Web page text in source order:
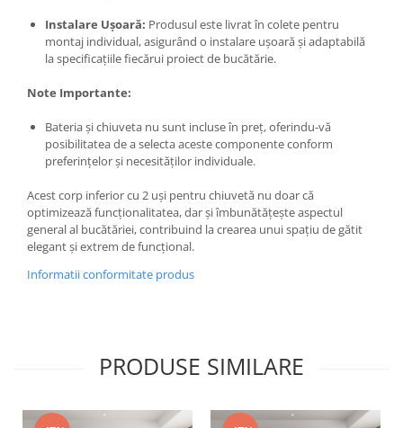
Instalare Ușoară: Produsul este livrat în colete pentru
montaj individual, asigurând o instalare ușoară și adaptabilă
la specificațiile fiecărui proiect de bucătărie.
Note Importante:
Bateria și chiuveta nu sunt incluse în preț, oferindu-vă
posibilitatea de a selecta aceste componente conform
preferințelor și necesităților individuale.
Acest corp inferior cu 2 uși pentru chiuvetă nu doar că
optimizează funcționalitatea, dar și îmbunătățește aspectul
general al bucătăriei, contribuind la crearea unui spațiu de gătit
elegant și extrem de funcțional.
Informatii conformitate produs
PRODUSE SIMILARE